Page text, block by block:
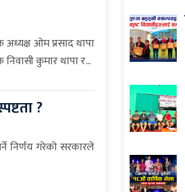
ओम प्रसाद थापा
कुमार थापा र...
?
निर्णय गरेको सरकारले